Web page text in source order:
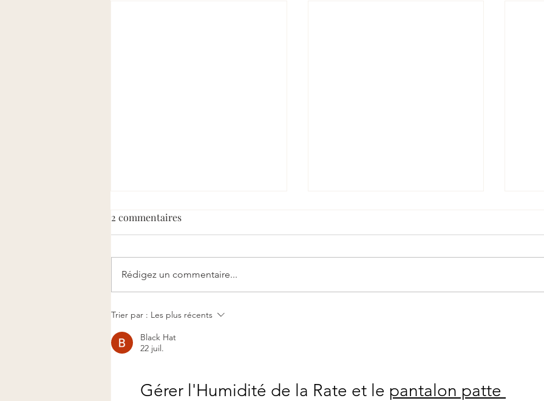
Massage Tuina à Delémont :
chinois ancestral
2 commentaires
Rédigez un commentaire...
Trier par : Les plus récents
Black Hat
22 juil.
Gérer l'Humidité de la Rate et le pantalon patte